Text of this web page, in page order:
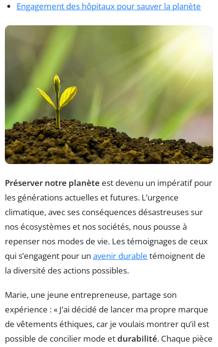
Engagement des hôpitaux pour sauver la planète
Préserver notre planète est devenu un impératif pour
les générations actuelles et futures. L’urgence
climatique, avec ses conséquences désastreuses sur
nos écosystèmes et nos sociétés, nous pousse à
repenser nos modes de vie. Les témoignages de ceux
qui s’engagent pour un avenir durable témoignent de
la diversité des actions possibles.
Marie, une jeune entrepreneuse, partage son
expérience : « J’ai décidé de lancer ma propre marque
de vêtements éthiques, car je voulais montrer qu’il est
possible de concilier mode etdurabilité. Chaque pièce